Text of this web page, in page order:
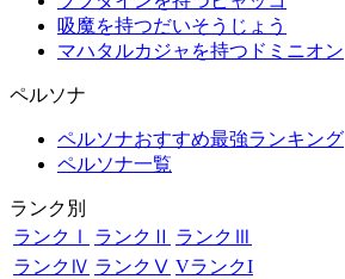
吸魔を持つだいそうじょう
マハタルカジャを持つドミニオン
ペルソナ
ペルソナおすすめ最強ランキング
ペルソナ一覧
ランク別
ランクⅠ
ランクⅡ ランクⅢ
ランクⅣ ランクⅤ VランクI